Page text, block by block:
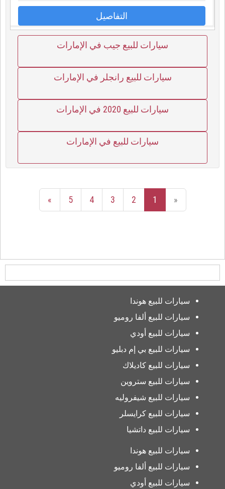
التفاصيل
سيارات للبيع جيب في الإمارات
سيارات للبيع رانجلر في الإمارات
سيارات للبيع 2020 في الإمارات
سيارات للبيع في الإمارات
«
1
2
3
4
5
»
سيارات للبيع هوندا
سيارات للبيع ألفا روميو
سيارات للبيع أودي
سيارات للبيع بي إم دبليو
سيارات للبيع كاديلاك
سيارات للبيع ستروين
سيارات للبيع شيفروليه
سيارات للبيع كرايسلر
سيارات للبيع داتشيا
سيارات للبيع هوندا
سيارات للبيع ألفا روميو
سيارات للبيع أودي